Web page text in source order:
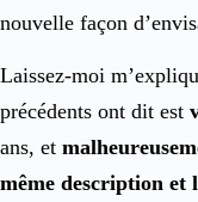
nouvelle façon
Laissez-moi
précédents ont dit est
ans, et
même description et